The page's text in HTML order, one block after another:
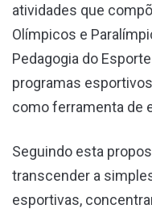
atividades que
Olímpicos e
Pedagogia do
programas
como ferramenta de
Seguindo esta
transcender a
esportivas,